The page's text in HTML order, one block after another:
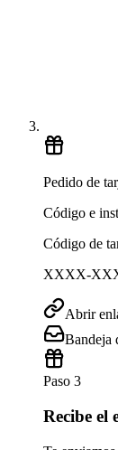
Pedido de
Código e
Código de
XXXX-
Abrir
Bandeja
Paso 3
Recibe el